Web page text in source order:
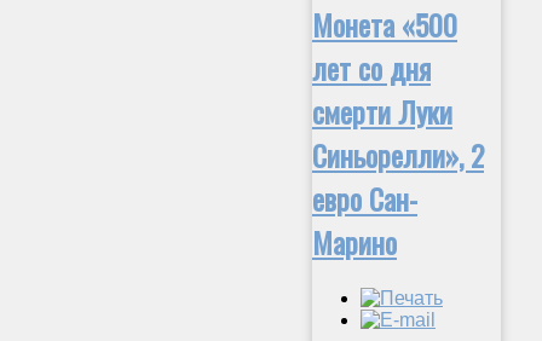
Монета «500
лет со дня
смерти Луки
Синьорелли», 2
евро Сан-
Марино